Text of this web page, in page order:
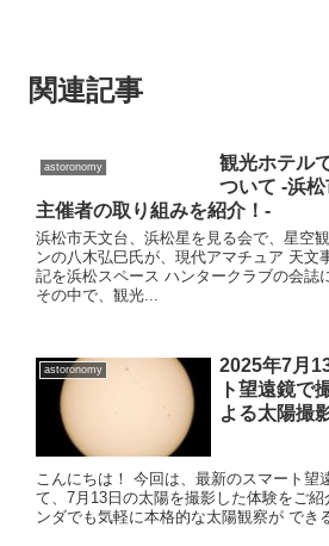
関連記事
astoronomy
観光ホテル
ついて -浜
主催者の取り組みを紹介！-
浜松市天文台、浜松星を見る会で、星空
ンの八木弘巳氏が、現代アマチュア 天文
記を浜松スペース ハンタークラブの会誌
その中で、観光...
astoronomy
2025年7月
ト望遠鏡で
よる太陽撮
こんにちは！ 今回は、最新のスマート望
て、7月13日の太陽を撮影した体験をご
ンダでも気軽に本格的な太陽観察が でき